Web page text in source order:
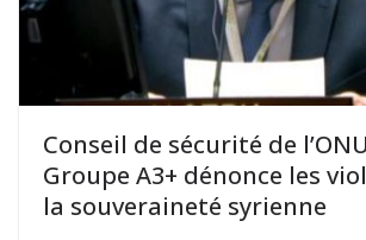
Conseil de sécurité de
Groupe A3+ dénonce les
la souveraineté syrienne